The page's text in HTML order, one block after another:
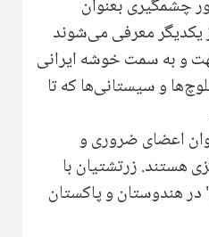
چشمگیری بعنوان
یکدیگر معرفی می‌شوند
و به سمت خوشه ایرانی
و سیستانی‌ها که تا
اعضای ضروری و
هستند. زرتشتیان با
در هندوستان و پاکستان